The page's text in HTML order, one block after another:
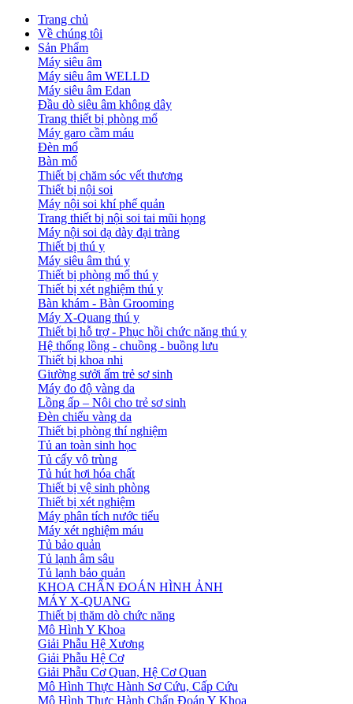
Trang chủ
Về chúng tôi
Sản Phẩm
Máy siêu âm
Máy siêu âm WELLD
Máy siêu âm Edan
Đầu dò siêu âm không dây
Trang thiết bị phòng mổ
Máy garo cầm máu
Đèn mổ
Bàn mổ
Thiết bị chăm sóc vết thương
Thiết bị nội soi
Máy nội soi khí phế quản
Trang thiết bị nội soi tai mũi họng
Máy nội soi dạ dày đại tràng
Thiết bị thú y
Máy siêu âm thú y
Thiết bị phòng mổ thú y
Thiết bị xét nghiệm thú y
Bàn khám - Bàn Grooming
Máy X-Quang thú y
Thiết bị hỗ trợ - Phục hồi chức năng thú y
Hệ thống lồng - chuồng - buồng lưu
Thiết bị khoa nhi
Giường sưởi ấm trẻ sơ sinh
Máy đo độ vàng da
Lồng ấp – Nôi cho trẻ sơ sinh
Đèn chiếu vàng da
Thiết bị phòng thí nghiệm
Tủ an toàn sinh học
Tủ cấy vô trùng
Tủ hút hơi hóa chất
Thiết bị vệ sinh phòng
Thiết bị xét nghiệm
Máy phân tích nước tiểu
Máy xét nghiệm máu
Tủ bảo quản
Tủ lạnh âm sâu
Tủ lạnh bảo quản
KHOA CHẨN ĐOÁN HÌNH ẢNH
MÁY X-QUANG
Thiết bị thăm dò chức năng
Mô Hình Y Khoa
Giải Phẫu Hệ Xương
Giải Phẫu Hệ Cơ
Giải Phẫu Cơ Quan, Hệ Cơ Quan
Mô Hình Thực Hành Sơ Cứu, Cấp Cứu
Mô Hình Thực Hành Chẩn Đoán Y Khoa